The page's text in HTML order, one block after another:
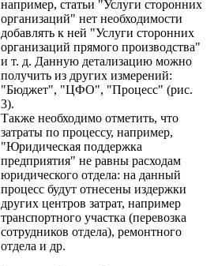
например, статьи "Услуги сторонних
организаций" нет необходимости
добавлять к ней "Услуги сторонних
организаций прямого производства"
и т. д. Данную детализацию можно
получить из других измерений:
"Бюджет", "ЦФО", "Процесс" (рис.
3).
Также необходимо отметить, что
затраты по процессу, например,
"Юридическая поддержка
предприятия" не равны расходам
юридического отдела: на данный
процесс будут отнесены издержки
других центров затрат, например
транспортного участка (перевозка
сотрудников отдела), ремонтного
отдела и др.